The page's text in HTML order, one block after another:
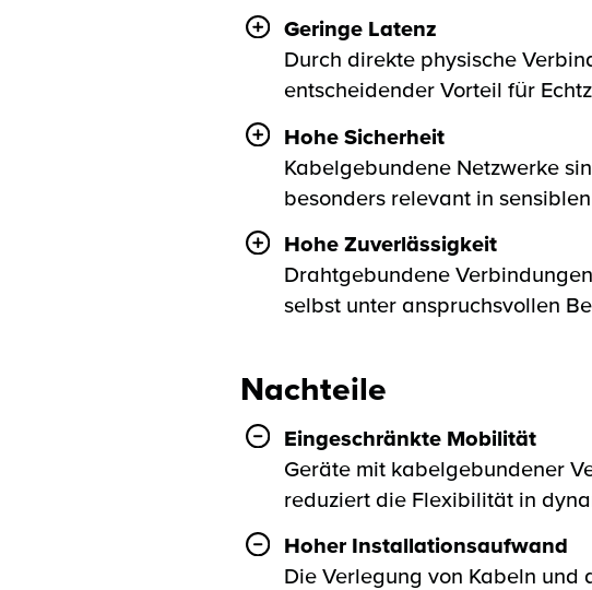
Geringe Latenz
Durch direkte physische
entscheidender Vorteil für
Hohe Sicherheit
Kabelgebundene Netzwerke
besonders relevant in
Hohe Zuverlässigkeit
Drahtgebundene
selbst unter anspruchsvollen
Nachteile
Eingeschränkte Mobilität
Geräte mit kabelgebundener
reduziert die Flexibilität in
Hoher Installationsaufwand
Die Verlegung von Kabeln und